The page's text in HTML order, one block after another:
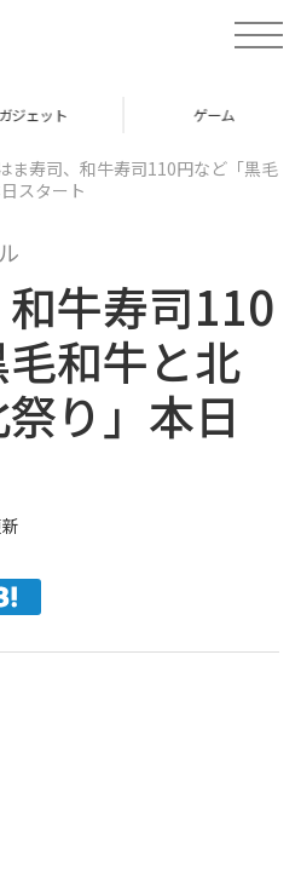
t
o
a
v
n
ガジェット ゲーム
ま寿司、和牛寿司110円など「黒毛
スタート
牛寿司110
和牛と北
り」本日